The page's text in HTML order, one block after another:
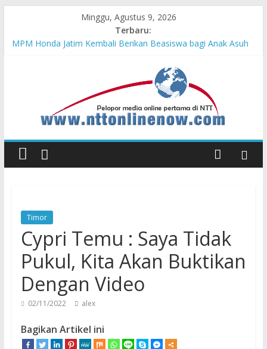
Minggu, Agustus 9, 2026
Terbaru:
MPM Honda Jatim Kembali Berikan Beasiswa bagi Anak Asuh
MPM Honda Jatim Bersama YBSI Berikan Pemeriksaan dan
Pengobatan Gratis bagi 100 Veteran LVRI
Cross Border, Belu Garda Terdepan NKRI, Harus Jadi Pusat
Pertumbuhan Pariwisata
Bupati Belu Buka Garuda Sakti Cross Border Fest 2026
Safety Riding Honda
Timor
Cypri Temu : Saya Tidak
Pukul, Kita Akan Buktikan
Dengan Video
02/11/2022 alex
Bagikan Artikel ini